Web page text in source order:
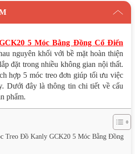
5 Móc Bằng Đồng Cổ Điển
nguyên khối với bề mặt hoàn thiện
đặt trong nhiều không gian nội thất.
hợp 5 móc treo đơn giúp tối ưu việc
Dưới đây là thông tin chi tiết về cấu
phẩm.
Treo Đồ Kanly GCK20 5 Móc Bằng Đồng